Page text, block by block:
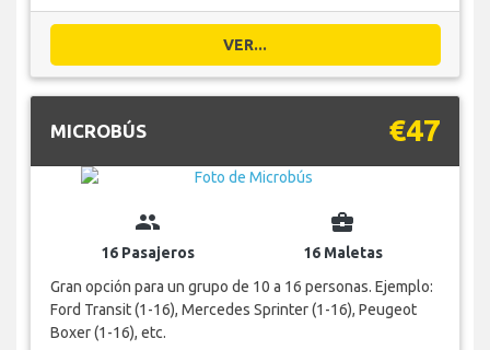
VER...
MICROBÚS €47
group
16 Pasajeros
business_center
16 Maletas
Gran opción para un grupo de 10 a 16 personas. Ejemplo:
Ford Transit (1-16), Mercedes Sprinter (1-16), Peugeot
Boxer (1-16), etc.